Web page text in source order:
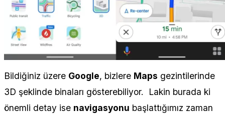
Bildiğiniz üzere Google, bizlere Maps gezintilerinde
3D şeklinde binaları gösterebiliyor. Lakin burada ki
önemli detay ise navigasyonu başlattığımız zaman